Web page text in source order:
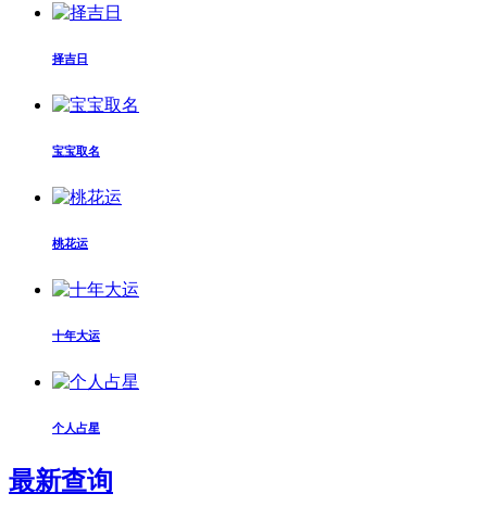
择吉日
宝宝取名
桃花运
十年大运
个人占星
最新查询